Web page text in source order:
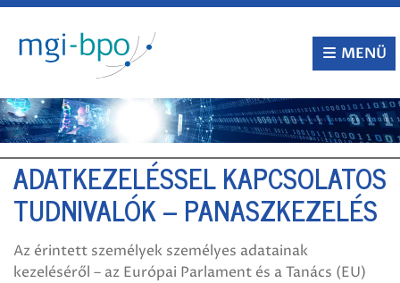
Tovább
tartalomra
MENÜ
ADATKEZELÉSSEL KAPCSOLATOS
TUDNIVALÓK – PANASZKEZELÉS
Az érintett személyek személyes adatainak
kezeléséről – az Európai Parlament és a Tanács (EU)